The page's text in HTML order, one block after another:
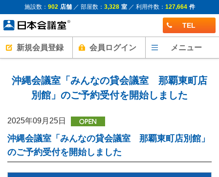
施設数： 902 店舗／ 部屋数： 3,328 室／ 利用件数： 127,664 件
TEL
新規会員登録 会員ログイン メニュー
沖縄会議室「みんなの貸会議室 那覇東町店
別館」のご予約受付を開始しました
2025年09月25日
沖縄会議室「みんなの貸会議室 那覇東町店別館」
のご予約受付を開始しました